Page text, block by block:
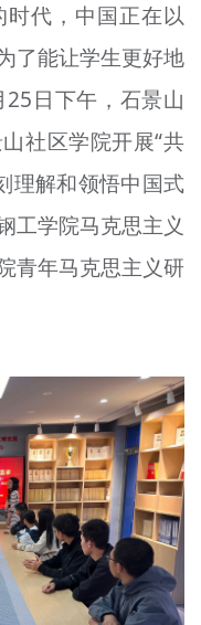
+
代，中国正在以
了能让学生更好地
日下午，石景山
社区学院开展“共
解和领悟中国式
工学院马克思主义
青年马克思主义研